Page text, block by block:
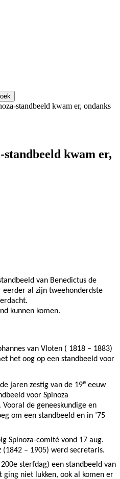
standbeeld kwam er, ondanks
standbeeld kwam er,
van Benedictus de
eerder al zijn tweehonderdste
kunnen komen.
van Vloten ( 1818 – 1883)
het oog op een standbeeld voor
jaren zestig van de 19e eeuw
voor Spinoza
de geneeskundige en
om een standbeeld en in ’75
Spinoza-comité vond 17 aug.
(1842 – 1905) werd secretaris.
sterfdag) een standbeeld van
niet lukken, ook al komen er